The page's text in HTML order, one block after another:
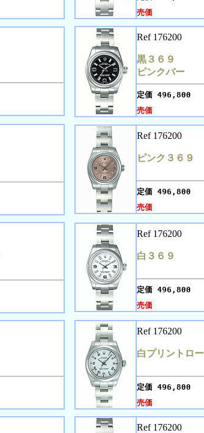
売価
Ref 176200
黒３６９
ピンクバー
定価 496,800
売価
Ref 176200
ピンク３６９
定価 496,800
売価
Ref 176200
白３６９
定価 496,800
売価
Ref 176200
白プリントロ
定価 496,800
売価
Ref 176200